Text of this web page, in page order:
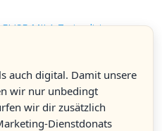
MILA Trainerliste
vergessen
auch digital. Damit unsere
wir nur unbedingt
wir dir zusätzlich
Dienstdonats